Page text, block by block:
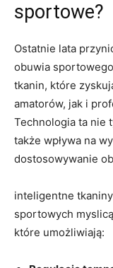
sportowe?
Ostatnie lata
obuwia
tkanin, które
amatorów, jak i
Technologia ta nie
także wpływa na
dostosowywanie
inteligentne
sportowych
które umożliwiają: